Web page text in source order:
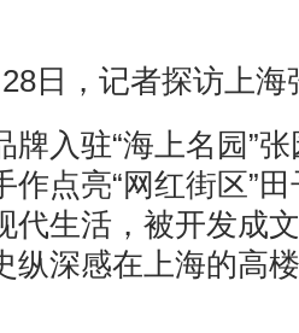
日，记者探访上
驻“海上名园”张
作点亮“网红街区”
代生活，被开发成
纵深感在上海的高